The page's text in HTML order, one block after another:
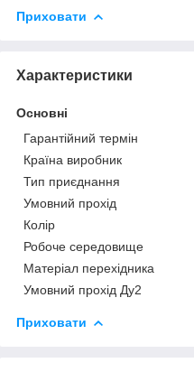
Приховати
Характеристики
Основні
Гарантійний термін
Країна виробник
Тип приєднання
Умовний прохід
Колір
Робоче середовище
Матеріал перехідника
Умовний прохід Ду2
Приховати